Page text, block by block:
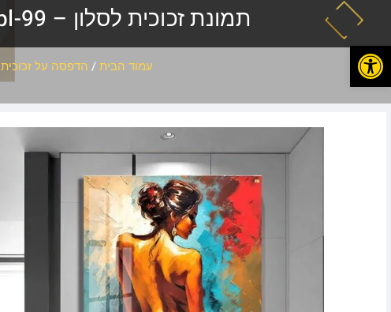
תמונת זכוכית לסלון – apl-99
עמוד הבית/ הדפסה על זכוכית פתח סרגל נגישות